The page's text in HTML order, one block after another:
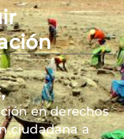
en derechos
ciudadana a